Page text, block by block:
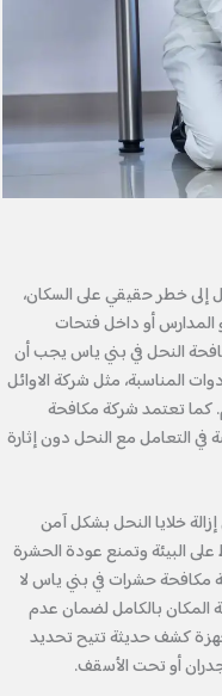
إلى خطر حقيقي على السكان،
أو داخل فتحات
النحل في بني ياس يجب أن
المناسبة، مثل شركة الاوائل
كما تعتمد شركة مكافحة
مع النحل دون إثارة
خلايا النحل بشكل آمن
البيئة وتمنع عودة الحشرة
حشرات في بني ياس لا
بالكامل لضمان عدم
كشف حديثة تتيح تحديد
أو تحت الأسقف.